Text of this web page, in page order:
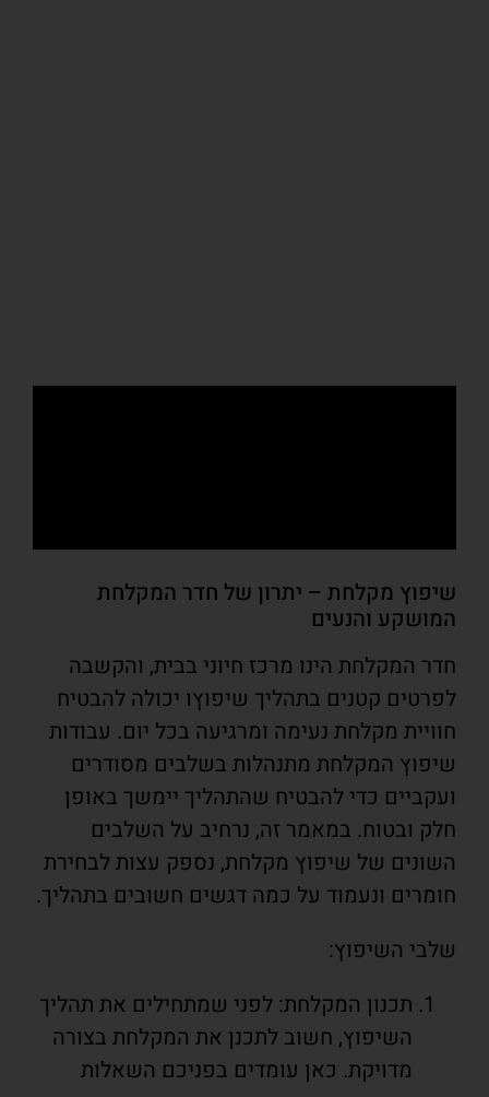
שיפוץ מקלחת – יתרון של חדר המקלחת
המושקע והנעים
חדר המקלחת הינו מרכז חיוני בבית, והקשבה
לפרטים קטנים בתהליך שיפוץו יכולה להבטיח
חוויית מקלחת נעימה ומרגיעה בכל יום. עבודות
שיפוץ המקלחת מתנהלות בשלבים מסודרים
ועקביים כדי להבטיח שהתהליך יימשך באופן
חלק ובטוח. במאמר זה, נרחיב על השלבים
השונים של שיפוץ מקלחת, נספק עצות לבחירת
חומרים ונעמוד על כמה דגשים חשובים בתהליך.
שלבי השיפוץ:
תכנון המקלחת: לפני שמתחילים את תהליך
השיפוץ, חשוב לתכנן את המקלחת בצורה
מדויקת. כאן עומדים בפניכם השאלות